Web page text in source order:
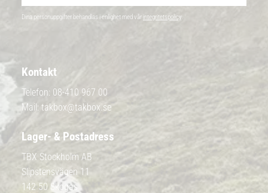
Dina personuppgifter behandlas i enlighet med vår integritetspolicy
Kontakt
Telefon: 08-410 967 00
Mail: takbox@takbox.se
Lager- & Postadress
TBX Stockholm AB
Slipstensvägen 11
142 50 Skogås